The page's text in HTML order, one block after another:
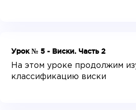
Урок № 5 - Виски. Часть 2
На этом уроке продолжим
классификацию виски